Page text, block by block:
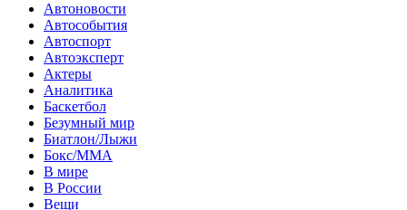
Автоновости
Автособытия
Автоспорт
Автоэксперт
Актеры
Аналитика
Баскетбол
Безумный мир
Биатлон/Лыжи
Бокс/MMA
В мире
В России
Вещи